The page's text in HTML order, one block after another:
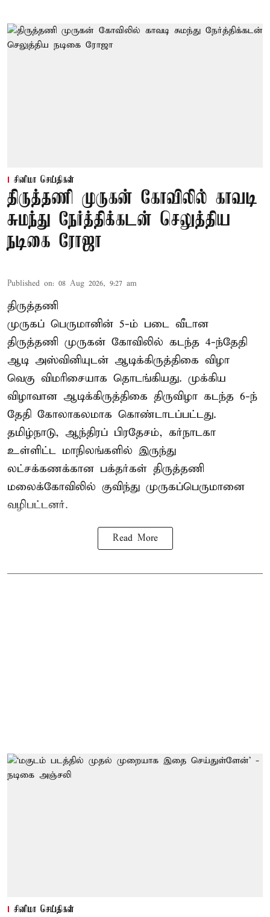
சினிமா செய்திகள்
திருத்தணி முருகன் கோவிலில் காவடி
சுமந்து நேர்த்திக்கடன் செலுத்திய
நடிகை ரோஜா
Published on: 08 Aug 2026, 9:27 am
திருத்தணி
முருகப் பெருமானின் 5-ம் படை வீடான
திருத்தணி முருகன் கோவிலில் கடந்த 4-ந்தேதி
ஆடி அஸ்வினியுடன் ஆடிக்கிருத்திகை விழா
வெகு விமரிசையாக தொடங்கியது. முக்கிய
விழாவான ஆடிக்கிருத்திகை திருவிழா கடந்த 6-ந்
தேதி கோலாகலமாக கொண்டாடப்பட்டது.
தமிழ்நாடு, ஆந்திரப் பிரதேசம், கர்நாடகா
உள்ளிட்ட மாநிலங்களில் இருந்து
லட்சக்கணக்கான பக்தர்கள் திருத்தணி
மலைக்கோவிலில் குவிந்து முருகப்பெருமானை
வழிபட்டனர்.
Read More
சினிமா செய்திகள்